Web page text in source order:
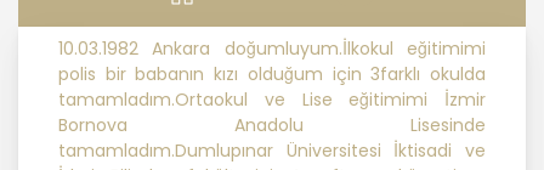
1. Hukuka ve Dürüstlük Kuralına Uygun
Kişisel Veri İşleme Faaliyetlerinde
Bulunma
10.03.1982 Ankara doğumluyum.İlkokul eğitimimi
polis bir babanın kızı olduğum için 3farklı okulda
tamamladım.Ortaokul ve Lise eğitimimi İzmir
Bornova Anadolu Lisesinde
tamamladım.Dumlupınar Üniversitesi İktisadi ve